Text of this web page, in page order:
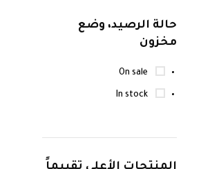
حالة الرصيد، وضع
مخزون
In stock